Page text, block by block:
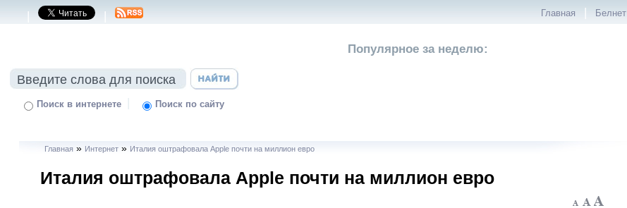
| | Главная | Белнет
Поиск в интернете | Поиск по сайту
Популярное за неделю:
Главная » Интернет» Италия оштрафовала Apple почти на миллион евро
Италия оштрафовала Apple почти на миллион евро